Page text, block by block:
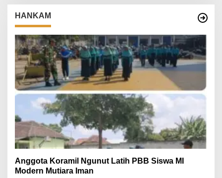
HANKAM
Anggota Koramil Ngunut Latih PBB Siswa MI
Modern Mutiara Iman